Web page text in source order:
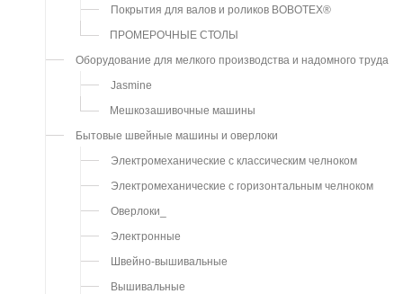
Покрытия для валов и роликов BOBOTEX®
ПРОМЕРОЧНЫЕ СТОЛЫ
Оборудование для мелкого производства и надомного труда
Jasmine
Мешкозашивочные машины
Бытовые швейные машины и оверлоки
Электромеханические с классическим челноком
Электромеханические с горизонтальным челноком
Оверлоки_
Электронные
Швейно-вышивальные
Вышивальные